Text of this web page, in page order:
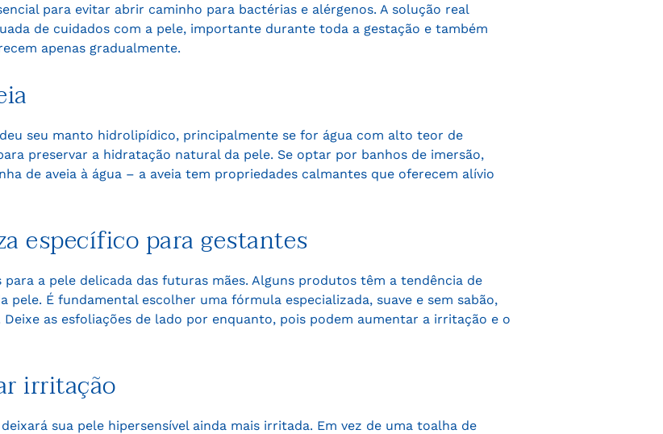
para evitar abrir caminho para bactérias e alérgenos. A solução real
de cuidados com a pele, importante durante toda a gestação e também
apenas gradualmente.
seu manto hidrolipídico, principalmente se for água com alto teor de
preservar a hidratação natural da pele. Se optar por banhos de imersão,
de aveia à água – a aveia tem propriedades calmantes que oferecem alívio
específico para gestantes
a pele delicada das futuras mães. Alguns produtos têm a tendência de
É fundamental escolher uma fórmula especializada, suave e sem sabão,
as esfoliações de lado por enquanto, pois podem aumentar a irritação e o
irritação
sua pele hipersensível ainda mais irritada. Em vez de uma toalha de